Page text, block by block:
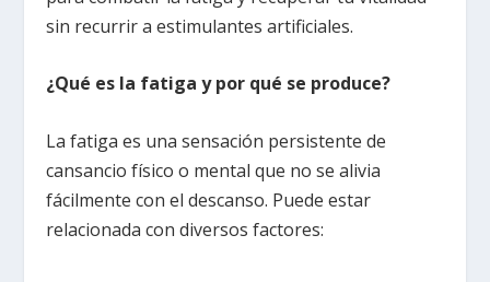
sin recurrir a estimulantes artificiales.
¿Qué es la fatiga y por qué se produce?
La fatiga es una sensación persistente de
cansancio físico o mental que no se alivia
fácilmente con el descanso. Puede estar
relacionada con diversos factores: